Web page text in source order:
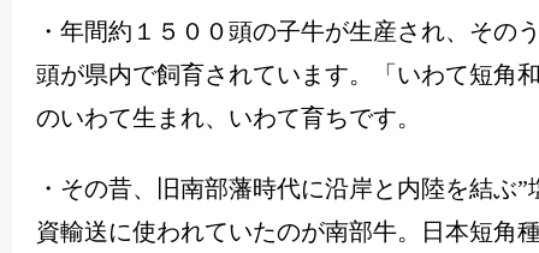
・年間約１５００頭の子牛が生産され、その
頭が県内で飼育されています。「いわて短角
のいわて生まれ、いわて育ちです。
・その昔、旧南部藩時代に沿岸と内陸を結ぶ”
資輸送に使われていたのが南部牛。日本短角